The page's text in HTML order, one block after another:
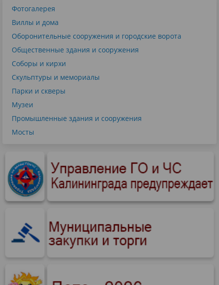
Фотогалерея
Виллы и дома
Оборонительные сооружения и городские ворота
Общественные здания и сооружения
Соборы и кирхи
Скульптуры и мемориалы
Парки и скверы
Музеи
Промышленные здания и сооружения
Мосты